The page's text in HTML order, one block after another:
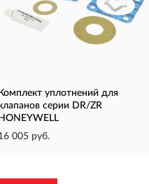
Комплект уплотнений для
серии DR/ZR
HONEYWELL
005 руб.